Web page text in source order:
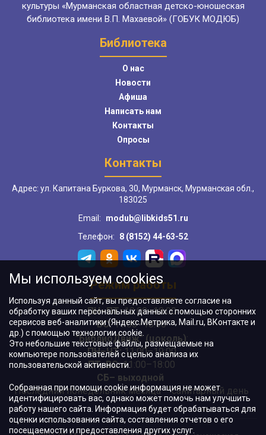
культуры «Мурманская областная детско-юношеская
библиотека имени В.П. Махаевой» (ГОБУК МОДЮБ)
Библиотека
О нас
Новости
Афиша
Написать нам
Контакты
Опросы
Контакты
Адрес: ул. Капитана Буркова, 30, Мурманск, Мурманская обл.,
183025
Email:
modub@libkids51.ru
Телефон:
8 (8152) 44-63-52
Режим работы
ПН–ПТ:10:00–18:00
ВС:11:00–18:00
"БиблиоДвиж" (цоколь):
ПН–ЧТ:11:00–19:00
ПТ, ВС:11:00–18:00
СБ– выходной
Последний понедельник месяца – санитарный день
Мы используем cookies
Используя данный сайт, вы предоставляете согласие на
обработку ваших персональных данных с помощью сторонних
сервисов веб-аналитики (Яндекс.Метрика, Mail.ru, ВКонтакте и
др.) с помощью технологии cookie.
Это небольшие текстовые файлы, размещаемые на
компьютере пользователей с целью анализа их
пользовательской активности.
Собранная при помощи cookie информация не может
идентифицировать вас, однако может помочь нам улучшить
работу нашего сайта. Информация будет обрабатываться для
оценки использования сайта, составления отчетов о его
посещаемости и предоставления других услуг.